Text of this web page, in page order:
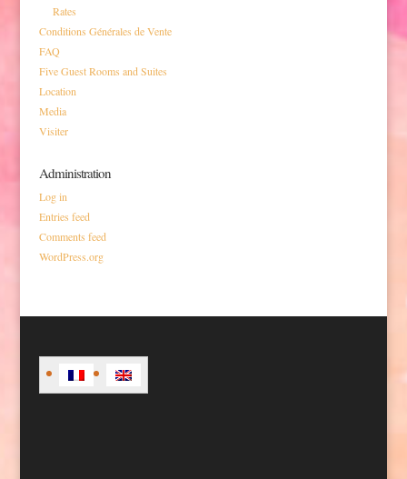
Rates
Conditions Générales de Vente
FAQ
Five Guest Rooms and Suites
Location
Media
Visiter
Administration
Log in
Entries feed
Comments feed
WordPress.org